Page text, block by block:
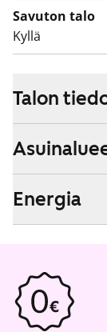
Savuton talo
Kyllä
Talon
Energia